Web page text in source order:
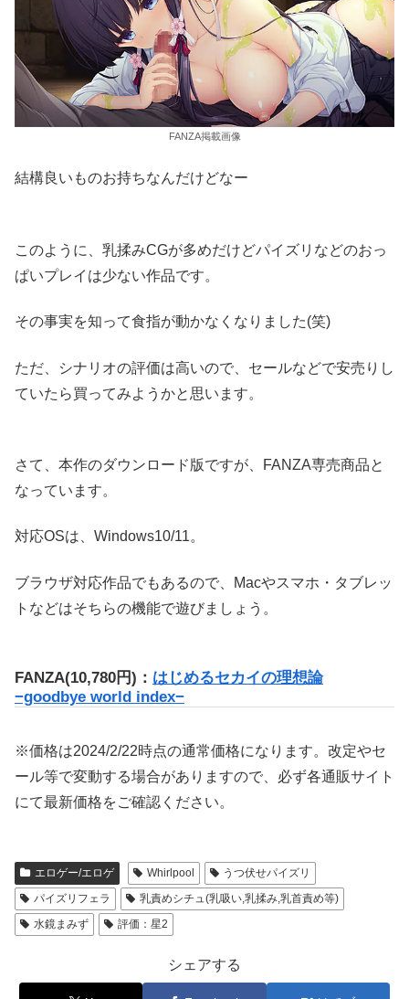
FANZA掲載画像
結構良いものお持ちなんだけどなー
このように、乳揉みCGが多めだけどパイズリなどのおっ
ぱいプレイは少ない作品です。
その事実を知って食指が動かなくなりました(笑)
ただ、シナリオの評価は高いので、セールなどで安売りし
ていたら買ってみようかと思います。
さて、本作のダウンロード版ですが、FANZA専売商品と
なっています。
対応OSは、Windows10/11。
ブラウザ対応作品でもあるので、Macやスマホ・タブレッ
トなどはそちらの機能で遊びましょう。
FANZA(10,780円)： はじめるセカイの理想論
−goodbye world index−
※価格は2024/2/22時点の通常価格になります。改定やセ
ール等で変動する場合がありますので、必ず各通販サイト
にて最新価格をご確認ください。
エロゲー/エロゲ Whirlpool
うつ伏せパイズリ
パイズリフェラ
乳責めシチュ(乳吸い,乳揉み,乳首責め等)
水鏡まみず
評価：星2
シェアする